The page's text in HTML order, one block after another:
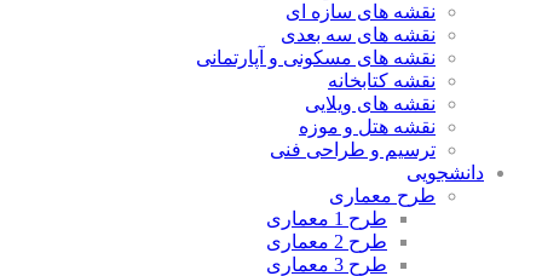
نقشه های سازه ای
نقشه های سه بعدی
نقشه های مسکونی و آپارتمانی
نقشه کتابخانه
نقشه های ویلایی
نقشه هتل و موزه
ترسیم و طراحی فنی
دانشجویی
طرح معماری
طرح 1 معماری
طرح 2 معماری
طرح 3 معماری